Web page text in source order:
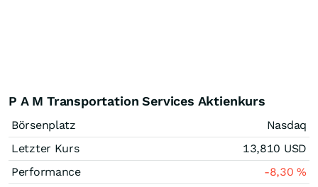
P A M Transportation Services Aktienkurs
Börsenplatz
Nasdaq
Letzter Kurs
13,810 USD
Performance
-8,30%